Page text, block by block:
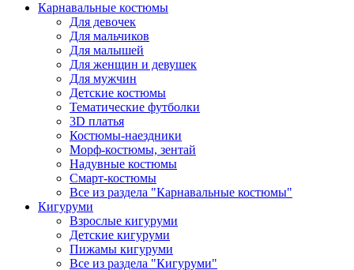
Карнавальные костюмы
Для девочек
Для мальчиков
Для малышей
Для женщин и девушек
Для мужчин
Детские костюмы
Тематические футболки
3D платья
Костюмы-наездники
Морф-костюмы, зентай
Надувные костюмы
Смарт-костюмы
Все из раздела "Карнавальные костюмы"
Кигуруми
Взрослые кигуруми
Детские кигуруми
Пижамы кигуруми
Все из раздела "Кигуруми"